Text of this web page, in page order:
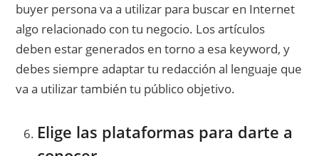
buyer persona va a utilizar para buscar en Internet
algo relacionado con tu negocio. Los artículos
deben estar generados en torno a esa keyword, y
debes siempre adaptar tu redacción al lenguaje que
va a utilizar también tu público objetivo.
Elige las plataformas para darte a